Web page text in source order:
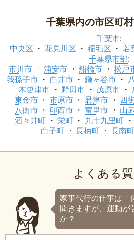
千葉県内の市区町
千葉市:
中央区
花見川区 稲毛区 若
千葉県市部:
市川市
浦安市 船橋市 松戸
我孫子市
白井市 鎌ヶ谷市
木更津市
野田市 茂原市
東金市
市原市 君津市 四
八街市
印西市 富里市 山
酒々井町
栄町 九十九里町
白子町
長柄町 長南町
よくある
家事代行の仕事は「
聞きますが、運動が
か？